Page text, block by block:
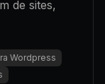
de sites,
Wordpress